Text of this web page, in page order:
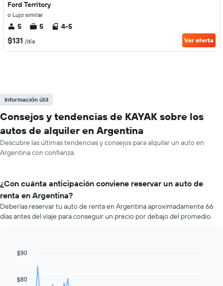
Ford Territory
o Lujo similar
5 5 4-5
$131 /día Ver oferta
Información útil
Consejos y tendencias de KAYAK sobre los
autos de alquiler en Argentina
Descubre las últimas tendencias y consejos para alquilar un auto en
Argentina con confianza.
¿Con cuánta anticipación conviene reservar un auto de
renta en Argentina?
Deberías reservar tu auto de renta en Argentina aproximadamente 66
días antes del viaje para conseguir un precio por debajo del promedio.
Line
91
data
Chart
$80
$90